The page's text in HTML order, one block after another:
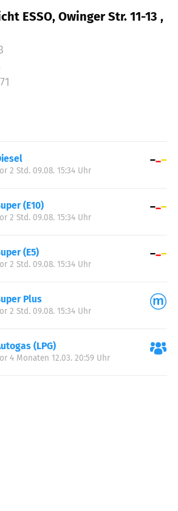
ESSO, Owinger Str. 11-13 ,
00:00-24:00
00:00-24:00
2 Std. 09.08. 15:34 Uhr
(E10)
2 Std. 09.08. 15:34 Uhr
(E5)
2 Std. 09.08. 15:34 Uhr
Plus
2 Std. 09.08. 15:34 Uhr
(LPG)
4 Monaten 12.03. 20:59 Uhr